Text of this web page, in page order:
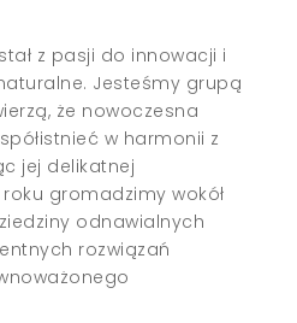
z pasji do innowacji i
Jesteśmy grupą
że nowoczesna
w harmonii z
jej delikatnej
gromadzimy wokół
odnawialnych
rozwiązań